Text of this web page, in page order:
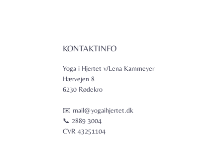
KONTAKTINFO
Yoga i Hjertet v/Lena Kammeyer
Hærvejen 8
6230 Rødekro
✉️ mail@yogaihjertet.dk
📞 2889 3004
CVR 43251104